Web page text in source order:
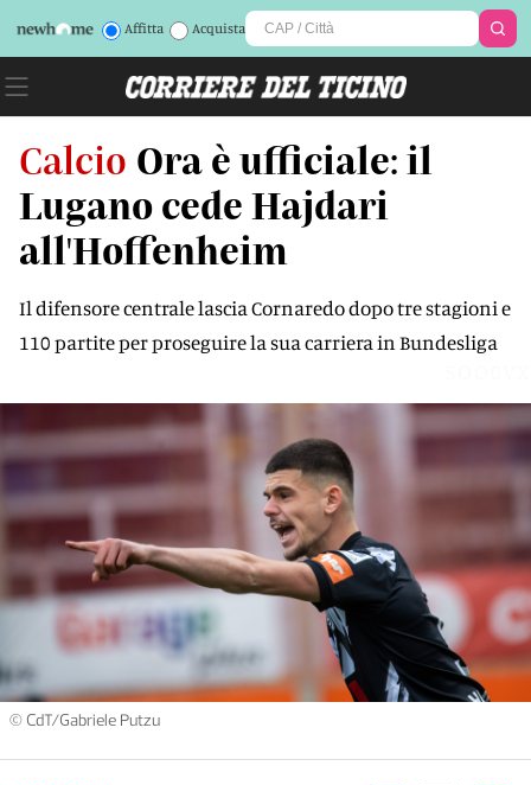
Affitta Acquista
Calcio Ora è ufficiale: il
Lugano cede Hajdari
all'Hoffenheim
Il difensore centrale lascia Cornaredo dopo tre stagioni e
110 partite per proseguire la sua carriera in Bundesliga
© CdT/Gabriele Putzu